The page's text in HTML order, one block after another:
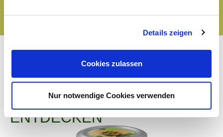
Details zeigen
Cookies zulassen
Nur notwendige Cookies verwenden
MEHR VIELFALT
ENTDECKEN